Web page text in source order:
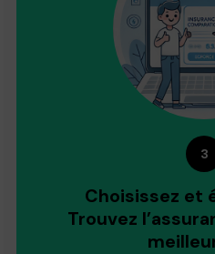
3
Choisissez et
Trouvez